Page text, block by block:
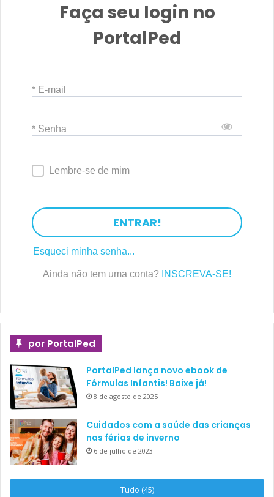
Faça seu login no
PortalPed
* E-mail
* Senha
Lembre-se de mim
ENTRAR!
Esqueci minha senha...
Ainda não tem uma conta? INSCREVA-SE!
por PortalPed
PortalPed lança novo ebook de
Fórmulas Infantis! Baixe já!
8 de agosto de 2025
Cuidados com a saúde das crianças
nas férias de inverno
6 de julho de 2023
Tudo (45)